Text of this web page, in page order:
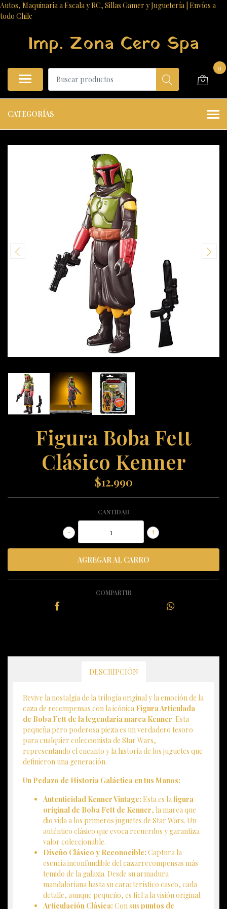
Autos, Maquinaria a Escala y RC, Sillas Gamer y Juguetería | Envíos a
todo Chile
Imp. Zona Cero Spa
0
CATEGORÍAS
Figura Boba Fett
Clásico Kenner
$12.990
CANTIDAD
+
-
COMPARTIR
DESCRIPCIÓN
Revive la nostalgia de la trilogía original y la emoción de la
caza de recompensas con la icónica Figura Articulada
de Boba Fett de la legendaria marca Kenner. Esta
pequeña pero poderosa pieza es un verdadero tesoro
para cualquier coleccionista de Star Wars,
representando el encanto y la historia de los juguetes que
definieron una generación.
Un Pedazo de Historia Galáctica en tus Manos:
Autenticidad Kenner Vintage: Esta es la figura
original de Boba Fett de Kenner, la marca que
dio vida a los primeros juguetes de Star Wars. Un
auténtico clásico que evoca recuerdos y garantiza
valor coleccionable.
Diseño Clásico y Reconocible: Captura la
esencia inconfundible del cazarrecompensas más
temido de la galaxia. Desde su armadura
mandaloriana hasta su característico casco, cada
detalle, aunque pequeño, es fiel a la visión original.
Articulación Clásica: Con sus puntos de